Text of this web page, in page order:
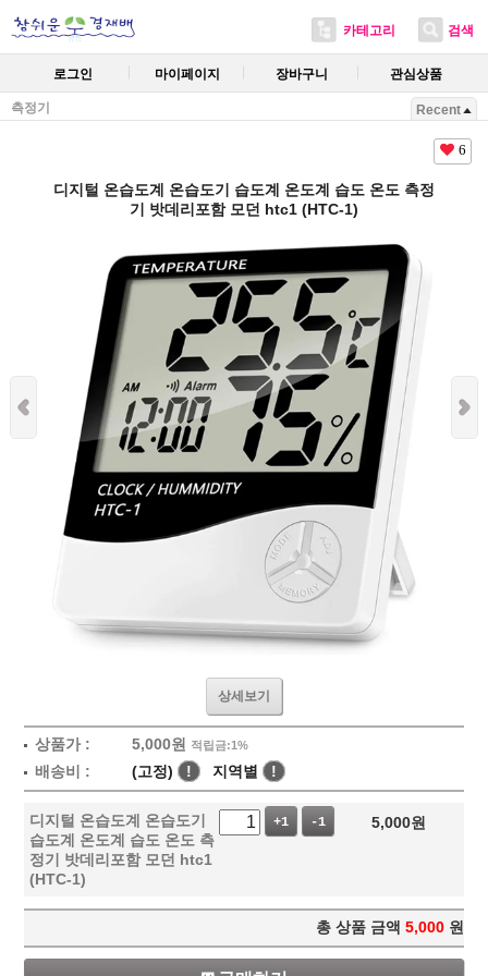
카테고리 검색
로그인 마이페이지 장바구니 관심상품
측정기 Recent
6
디지털 온습도계 온습도기 습도계 온도계 습도 온도 측정
기 밧데리포함 모던 htc1 (HTC-1)
상세보기
상품가 : 5,000원 적립금:1%
배송비 : (고정) ! 지역별 !
디지털 온습도계 온습도기
습도계 온도계 습도 온도 측
정기 밧데리포함 모던 htc1
(HTC-1)
+1 -1 5,000원
총 상품 금액 5,000 원